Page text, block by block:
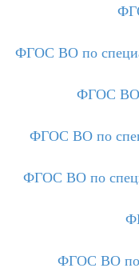
ФГОС ВО по
ФГОС ВО
ФГОС ВО по
ФГОС ВО по
ФГОС ВО по